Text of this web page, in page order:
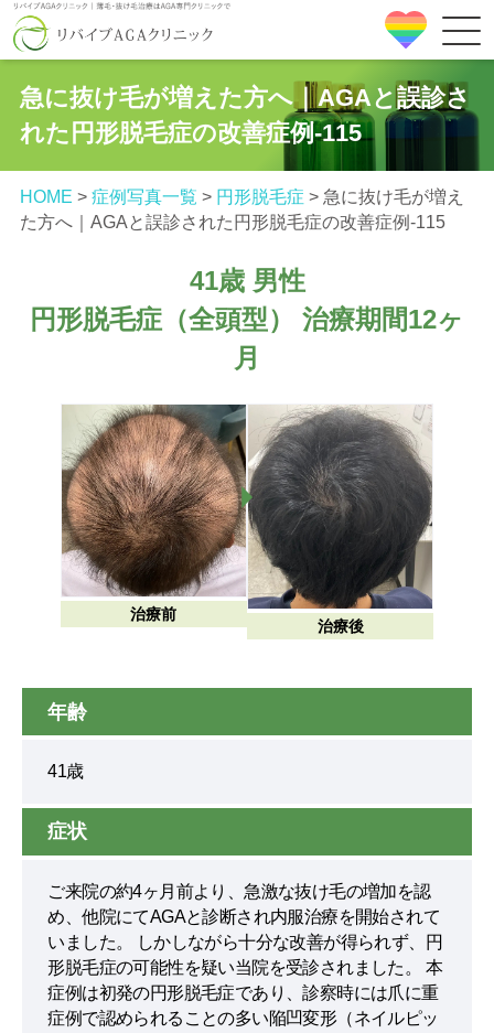
急に抜け毛が増えた方へ｜AGAと誤診さ
れた円形脱毛症の改善症例‐115
HOME > 症例写真一覧 > 円形脱毛症 > 急に抜け毛が増え
た方へ｜AGAと誤診された円形脱毛症の改善症例‐115
41歳 男性
円形脱毛症（全頭型） 治療期間12ヶ
月
治療前
治療後
年齢
41歳
症状
ご来院の約4ヶ月前より、急激な抜け毛の増加を認
め、他院にてAGAと診断され内服治療を開始されて
いました。 しかしながら十分な改善が得られず、円
形脱毛症の可能性を疑い当院を受診されました。 本
症例は初発の円形脱毛症であり、診察時には爪に重
症例で認められることの多い陥凹変形（ネイルピッ